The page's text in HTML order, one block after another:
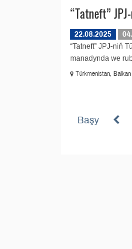
“Tatneft”
22.08.2025
“Tatneft” JPJ-niň
manadynda we
Türkmenistan,
Başy